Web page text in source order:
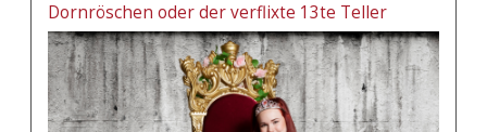
Dornröschen oder der verflixte 13te Teller